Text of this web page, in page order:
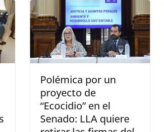
Polémica por un
proyecto de
“Ecocidio” en el
Senado: LLA quiere